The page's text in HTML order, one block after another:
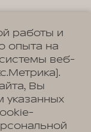
данных
третьим лицам
работы и
опыта на
веб-
Вы
указанных